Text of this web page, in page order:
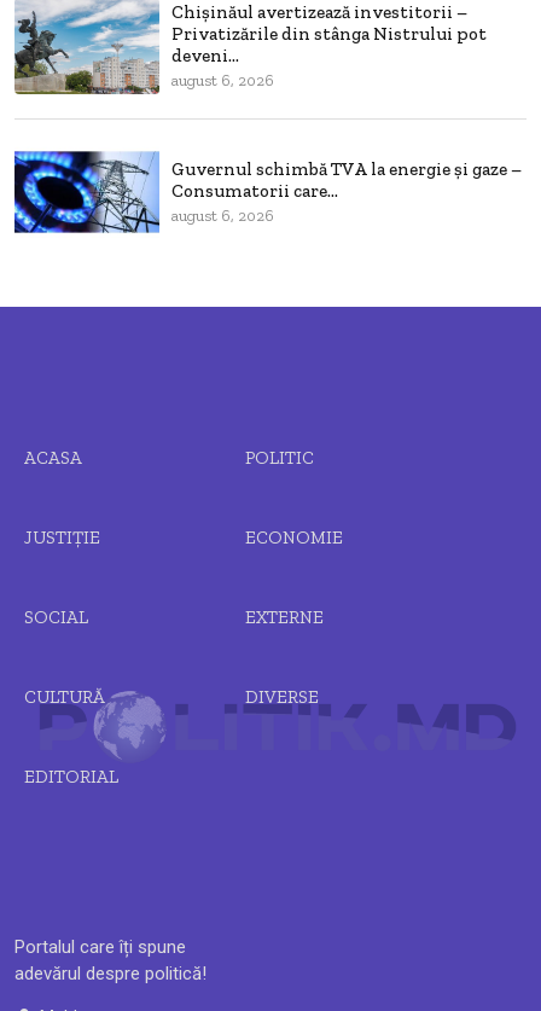
Chișinăul avertizează investitorii –
Privatizările din stânga Nistrului pot
deveni...
august 6, 2026
Guvernul schimbă TVA la energie și gaze –
Consumatorii care...
august 6, 2026
Portalul care îți spune
adevărul despre politică!
ACASA POLITIC
JUSTIȚIE ECONOMIE
SOCIAL EXTERNE
CULTURĂ DIVERSE
EDITORIAL